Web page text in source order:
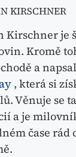
KIRSCHNER
Kirschner je
Kromě
a
, která si
Věnuje se
a je
čase rád